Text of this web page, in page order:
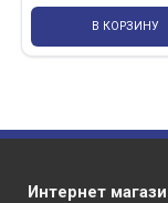
В КОРЗИНУ
Интернет